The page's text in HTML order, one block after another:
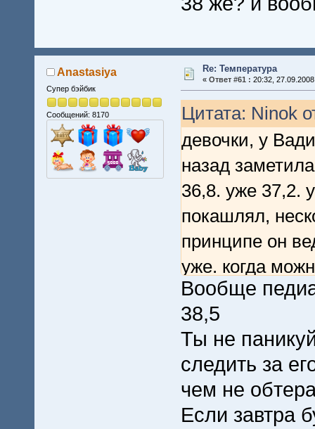
Anastasiya
Супер бэйбик
Сообщений: 8170
Re: Температура
« Ответ #61 : 20:32,
Цитата: Ninok
девочки, у
назад
36,8. уже 37,2.
покашлял,
принципе он
уже. когда
же? и вообще,
Вообще
38,5
Ты не
следить за
чем не
Если завтра